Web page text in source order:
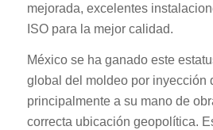
mejorada, excelentes
ISO para la mejor calidad.
México se ha ganado este
global del moldeo por inyección
principalmente a su mano de
correcta ubicación geopolítica.